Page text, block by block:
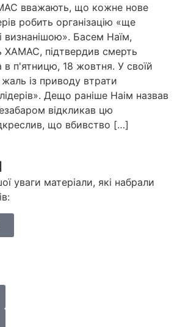
вважають, що кожне нове
робить організацію «ще
визнанішою». Басем Наїм,
ХАМАС, підтвердив смерть
в п'ятницю, 18 жовтня. У своїй
жаль із приводу втрати
Дещо раніше Наім назвав
відкликав цю
що вбивство […]
уваги матеріали, які набрали